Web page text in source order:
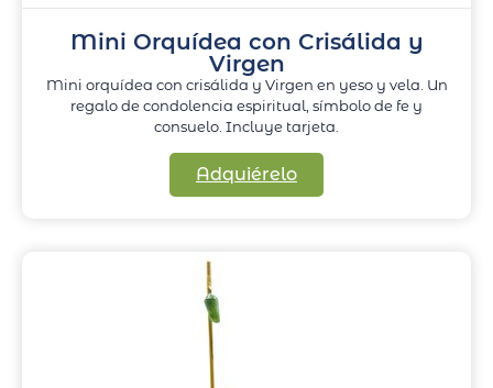
Mini Orquídea con Crisálida y
Virgen
Mini orquídea con crisálida y Virgen en yeso y vela. Un
regalo de condolencia espiritual, símbolo de fe y
consuelo. Incluye tarjeta.
Adquiérelo